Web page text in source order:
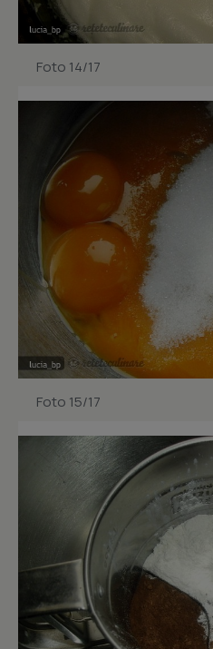
Foto 14/17
Foto 15/17